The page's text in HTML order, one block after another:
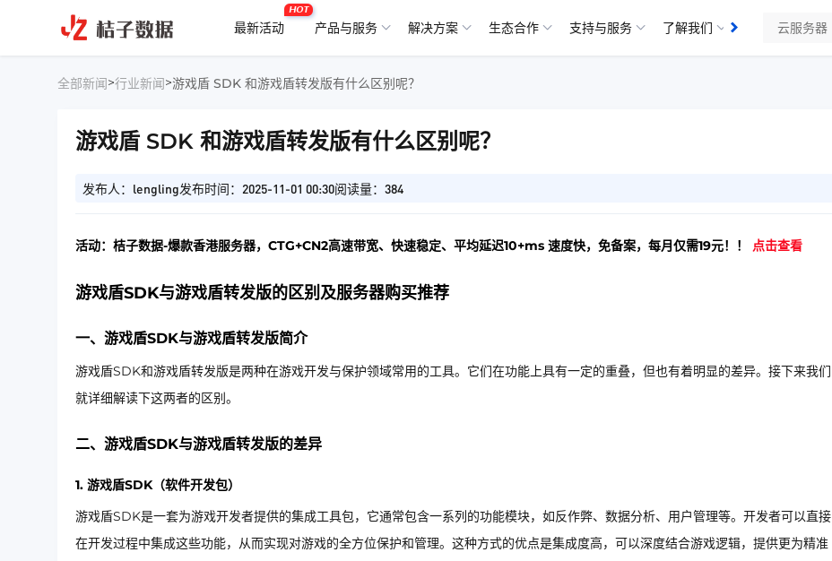
最新活动
HOT
产品与服务 解决方案 生态合作 支持与服务 了解我们
知识库
全部新闻>行业新闻>游戏盾 SDK 和游戏盾转发版有什么区别呢？​
游戏盾 SDK 和游戏盾转发版有什么区别呢？​
发布人：lengling发布时间：2025-11-01 00:30阅读量：384
活动：桔子数据-爆款香港服务器，CTG+CN2高速带宽、快速稳定、平均延迟10+ms 速度快，免备案，每月仅需19元！！ 点击查看
游戏盾SDK与游戏盾转发版的区别及服务器购买推荐
一、游戏盾SDK与游戏盾转发版简介
游戏盾SDK和游戏盾转发版是两种在游戏开发与保护领域常用的工具。它们在功能上具有一定的重叠，但也有着明显的差异。接下来我们
就详细解读下这两者的区别。
二、游戏盾SDK与游戏盾转发版的差异
1. 游戏盾SDK（软件开发包）
游戏盾SDK是一套为游戏开发者提供的集成工具包，它通常包含一系列的功能模块，如反作弊、数据分析、用户管理等。开发者可以直接
在开发过程中集成这些功能，从而实现对游戏的全方位保护和管理。这种方式的优点是集成度高，可以深度结合游戏逻辑，提供更为精准